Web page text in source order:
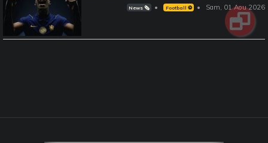
News 🗞️ Football ⚽️ Sam, 01 Aou 2026